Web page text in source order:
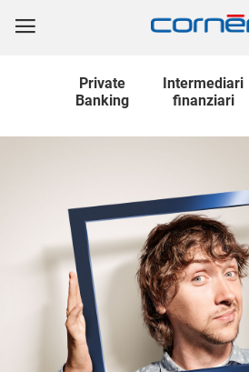
Private
Banking
Intermediari
finanziari